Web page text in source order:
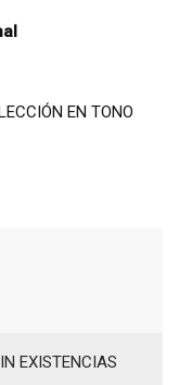
EN TONO
EXISTENCIAS